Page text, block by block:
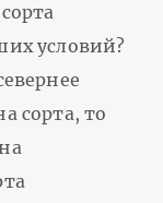
условий?
сорта, то